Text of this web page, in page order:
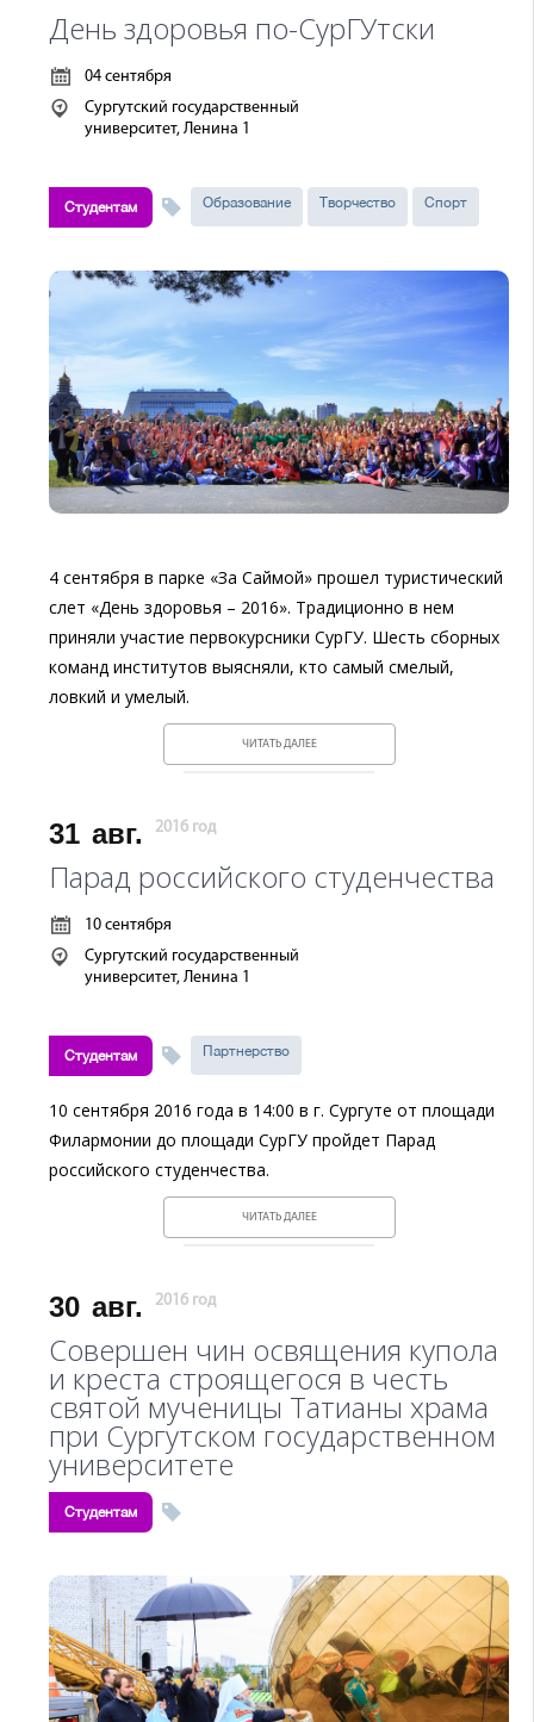
День здоровья по-СурГУтски
04 сентября
Сургутский государственный
университет, Ленина 1
Студентам Образование Творчество Спорт
4 сентября в парке «За Саймой» прошел туристический
слет «День здоровья – 2016». Традиционно в нем
приняли участие первокурсники СурГУ. Шесть сборных
команд институтов выясняли, кто самый смелый,
ловкий и умелый.
ЧИТАТЬ ДАЛЕЕ
31 авг. 2016 год
Парад российского студенчества
10 сентября
Сургутский государственный
университет, Ленина 1
Студентам Партнерство
10 сентября 2016 года в 14:00 в г. Сургуте от площади
Филармонии до площади СурГУ пройдет Парад
российского студенчества.
ЧИТАТЬ ДАЛЕЕ
30 авг. 2016 год
Совершен чин освящения купола
и креста строящегося в честь
святой мученицы Татианы храма
при Сургутском государственном
университете
Студентам